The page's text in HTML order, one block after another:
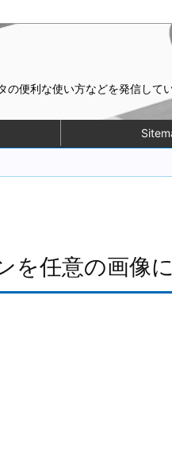
の便利な使い方などを発信して
を任意の画像